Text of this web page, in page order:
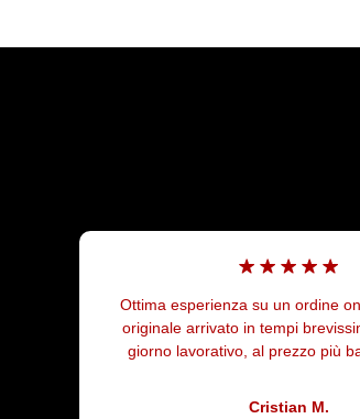
Negozio TOP trovi tutti i ricambi,
disponibile sia alla vendita che nel
addetti dell officina molto